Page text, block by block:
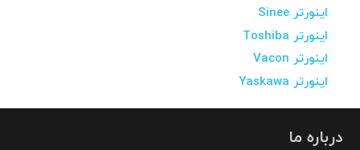
اینورتر Sinee
اینورتر Toshiba
اینورتر Vacon
اینورتر Yaskawa
درباره ما